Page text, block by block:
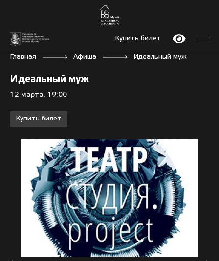
Купить билет
Главная Афиша Идеальный муж
Идеальный муж
12 марта, 19:00
Купить билет